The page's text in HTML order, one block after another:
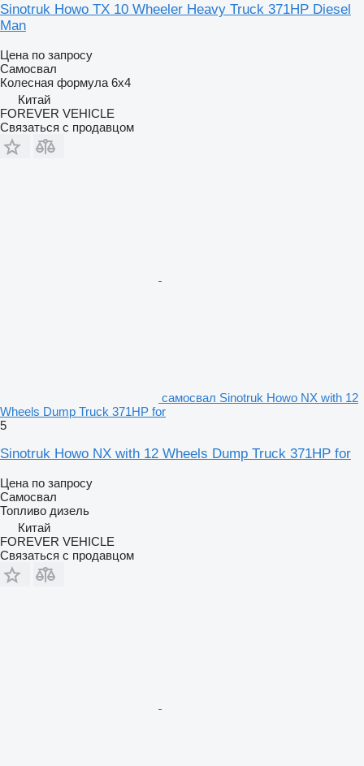
Sinotruk Howo TX 10 Wheeler Heavy Truck 371HP Diesel
Man
Цена по запросу
Самосвал
Колесная формула 6x4
Китай
FOREVER VEHICLE
Связаться с продавцом
самосвал Sinotruk Howo NX with 12
Wheels Dump Truck 371HP for
5
Sinotruk Howo NX with 12 Wheels Dump Truck 371HP for
Цена по запросу
Самосвал
Топливо дизель
Китай
FOREVER VEHICLE
Связаться с продавцом